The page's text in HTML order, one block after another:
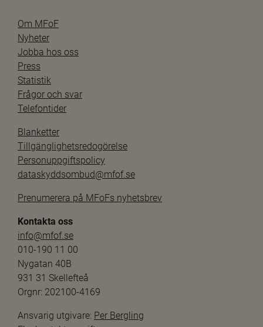
Om MFoF
Nyheter
Jobba hos oss
Press
Statistik
Frågor och svar
Telefontider
Blanketter
Tillgänglighetsredogörelse
Personuppgiftspolicy
dataskyddsombud@mfof.se
Prenumerera på MFoFs nyhetsbrev
Kontakta oss
info@mfof.se
010-190 11 00
Nygatan 40B
931 31 Skellefteå
Orgnr: 202100-4169
Ansvarig utgivare: Per Bergling